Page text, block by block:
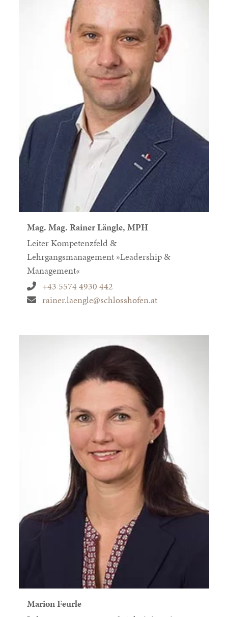
Mag. Mag. Rainer Längle, MPH
Leiter Kompetenzfeld &
Lehrgangsmanagement »Leadership &
Management«
+43 5574 4930 442
rainer.laengle@schlosshofen.at
Marion Feurle